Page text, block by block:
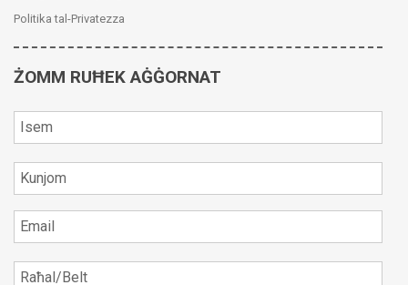
Politika tal-Privatezza
ŻOMM RUĦEK AĠĠORNAT